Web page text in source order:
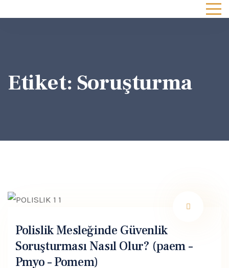
Etiket: Soruşturma
Polislik Mesleğinde Güvenlik
Soruşturması Nasıl Olur? (paem –
Pmyo – Pomem)